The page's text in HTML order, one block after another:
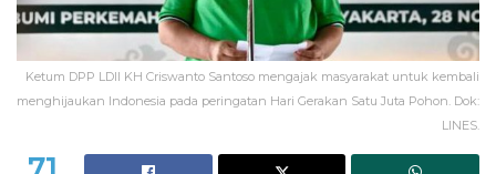
Ketum DPP LDII KH Criswanto Santoso mengajak masyarakat untuk kembali
menghijaukan Indonesia pada peringatan Hari Gerakan Satu Juta Pohon. Dok:
LINES.